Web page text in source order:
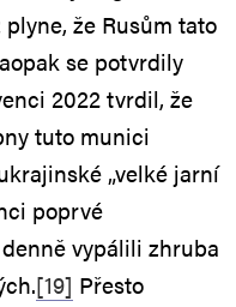
plyne, že Rusům tato
se potvrdily
2022 tvrdil, že
tuto munici
„velké jarní
poprvé
vypálili zhruba
[19] Přesto